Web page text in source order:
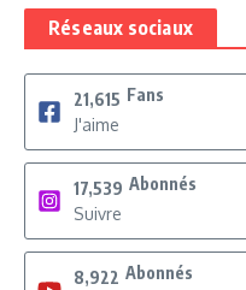
Réseaux sociaux
21,615 Fans
J'aime
17,539 Abonnés
Suivre
8,922 Abonnés